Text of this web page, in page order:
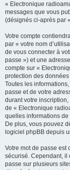
« Electronique
messages que vous
(désignés ci-après par
Votre compte
par « votre nom
de vous connecter à
passe ») et une
compte sur «
protection des
Toutes les
passe et de votre
durant votre
de « Electronique
quelles informations
De plus, vous pouvez
logiciel phpBB depuis
Votre mot de passe est
sécurisé. Cependant, il
passe sur plusieurs